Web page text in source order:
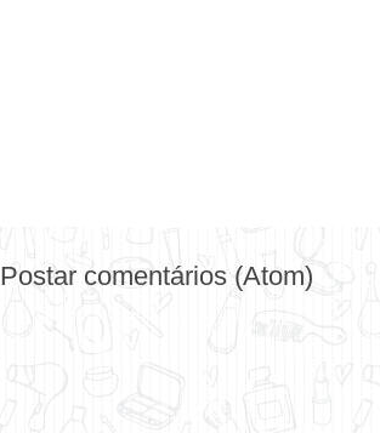
Postar comentários (Atom)